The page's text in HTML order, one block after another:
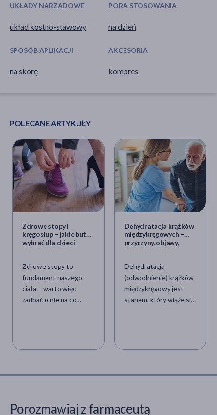
UKŁADY NARZĄDOWE
układ kostno-stawowy
PORA STOSOWANIA
na dzień
SPOSÓB APLIKACJI
na skórę
AKCESORIA
kompres
POLECANE ARTYKUŁY
Zdrowe stopy i
kręgosłup – jakie buty
wybrać dla dzieci i
Zdrowe stopy to
fundament naszego
ciała – warto więc
zadbać o nie na co
się, jak wybierać buty,
ochronę, niezależnie od
Dehydratacja krążków
międzykręgowych –
przyczyny, objawy,
Dehydratacja
(odwodnienie) krążków
międzykręgowy jest
stanem, który wiąże się
organizmu. Jakie są
kręgowych? Jak
Porozmawiaj z farmaceutą